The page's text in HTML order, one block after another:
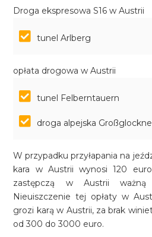
Droga ekspresowa S16 w Austrii
tunel Arlberg
opłata drogowa w Austrii
tunel Felberntauern
droga alpejska
W przypadku przyłapania na
kara w Austrii wynosi 120
zastępczą w Austrii
Nieuiszczenie tej opłaty w
grozi karą w Austrii, za brak
od 300 do 3000 euro.